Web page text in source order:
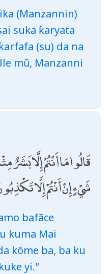
(Manzannin)
suka ƙaryata
(su) da na
mũ, Manzanni
قَالُوا مَا أَنْتُمْ إِلَّا
شَيْءٍ إِنْ أَنْتُمْ إِلَّا
bafãce
kuma Mai
kõme ba, ba ku
yi."